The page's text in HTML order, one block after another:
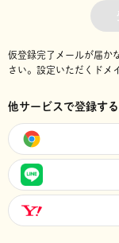
仮登録完了メールが届か
さい。 設定いただくドメ
他サービスで登録する